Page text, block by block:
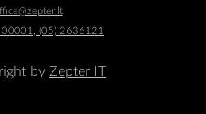
(05) 2636121
by Zepter IT